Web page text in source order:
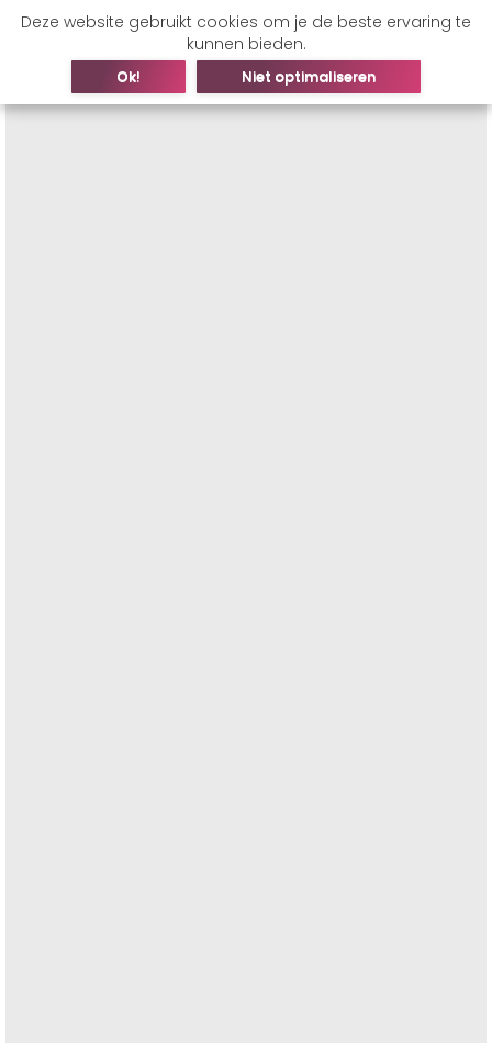
Deze website gebruikt cookies om je de beste ervaring te
kunnen bieden.
Ok! Niet optimaliseren